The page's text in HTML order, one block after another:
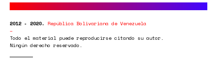
2012 - 2020. República Bolivariana de Venezuela
Todo el material puede reproducirse citando su autor.
Ningún derecho reservado.